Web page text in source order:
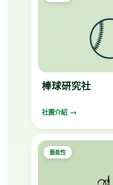
棒球研究社
社團介紹
藝能性